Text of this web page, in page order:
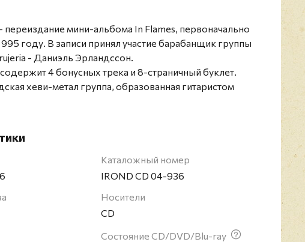
переиздание мини-альбома In Flames, первоначально
году. В записи принял участие барабанщик группы
- Даниэль Эрландссон.
4 бонусных трека и 8-страничный буклет.
хеви-метал группа, образованная гитаристом
в 1990 году. В первые годы у них не было
хотел создать музыку, в которой бы
гитар Iron Maiden и жесткость дэт-метала, так как
сочетания ни в одной группе. In Flames получила
того, группа была награждена Шведской экспортной
премией Metal Hammer Golden Gods Awards в
международная группа" (2008).
Каталожный номер
IROND CD 04-936
Носители
CD
Состояние CD/DVD/Blu-ray